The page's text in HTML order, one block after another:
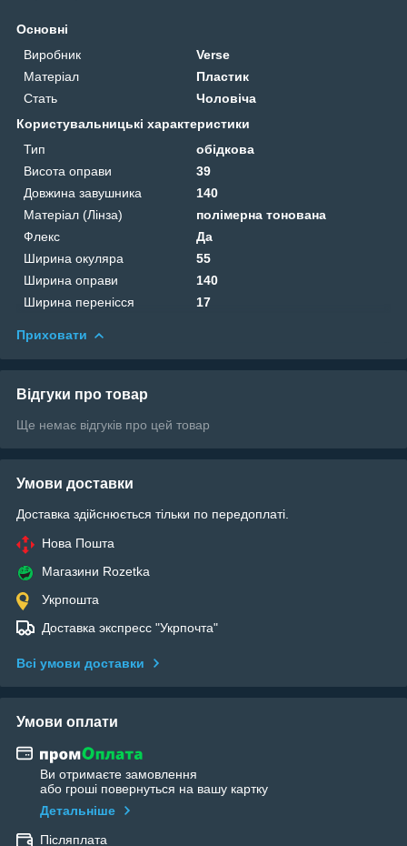
Основні
Виробник
Verse
Матеріал
Пластик
Стать
Чоловіча
Користувальницькі характеристики
Тип
обідкова
Висота оправи
39
Довжина завушника
140
Матеріал (Лінза)
полімерна тонована
Флекс
Да
Ширина окуляра
55
Ширина оправи
140
Ширина перенісся
17
Приховати
Відгуки про товар
Ще немає відгуків про цей товар
Умови доставки
Доставка здійснюється тільки по передоплаті.
Нова Пошта
Магазини Rozetka
Укрпошта
Доставка экспресс "Укрпочта"
Всі умови доставки
Умови оплати
Ви отримаєте замовлення
або гроші повернуться на вашу картку
Детальніше
Післяплата